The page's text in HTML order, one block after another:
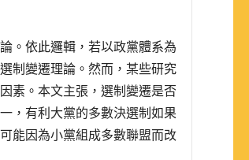
。依此邏輯，若以政黨體系為
制變遷理論。然而，某些研究
素。本文主張，選制變遷是否
，有利大黨的多數決選制如果
能因為小黨組成多數聯盟而改